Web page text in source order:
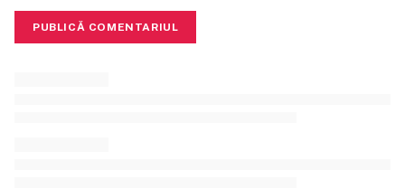
PUBLICĂ COMENTARIUL